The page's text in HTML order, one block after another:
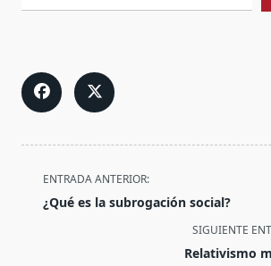
<span
class="nav-
ENTRADA ANTERIOR:
¿Qué es la subrogación social?
SIGUIENTE
Relativismo